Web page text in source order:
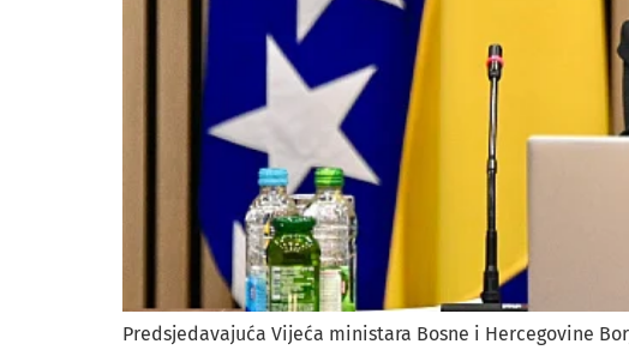
Predsjedavajuća Vijeća ministara Bosne i Hercegovine